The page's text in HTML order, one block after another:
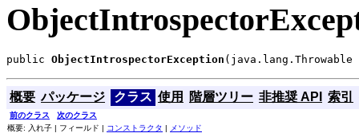
public ObjectIntrospectorException (java.lang.Throwable
概要 パッケージ クラス 使用 階層ツリー 非推奨 API 索引
前のクラス
次のクラス
概要: 入れ子 | フィールド | コンストラクタ | メソッド